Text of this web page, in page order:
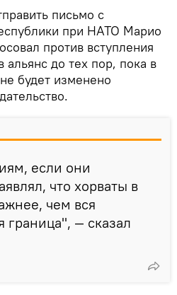
письмо с
при НАТО Марио
против вступления
до тех пор, пока в
будет изменено
если они
что хорваты в
чем вся
граница", — сказал